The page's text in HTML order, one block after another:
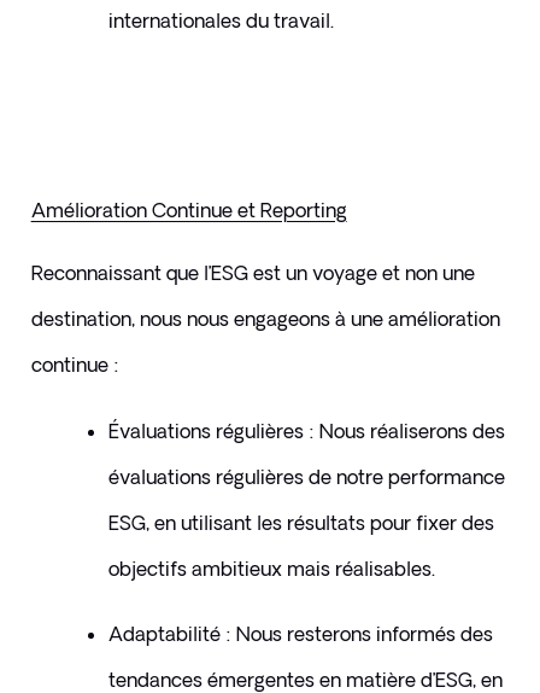
internationales du travail.
Amélioration Continue et Reporting
Reconnaissant que l’ESG est un voyage et non une
destination, nous nous engageons à une amélioration
continue :
Évaluations régulières : Nous réaliserons des
évaluations régulières de notre performance
ESG, en utilisant les résultats pour fixer des
objectifs ambitieux mais réalisables.
Adaptabilité : Nous resterons informés des
tendances émergentes en matière d’ESG, en